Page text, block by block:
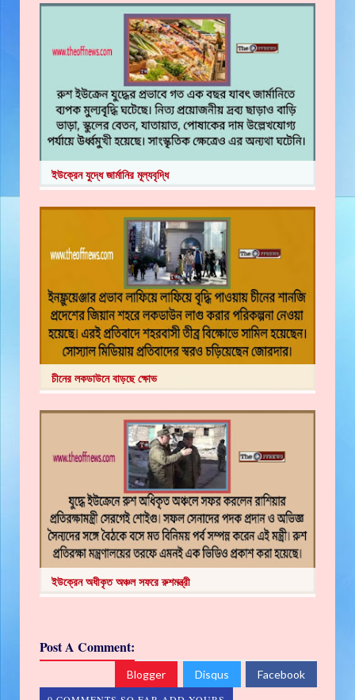
ইউক্রেন যুদ্ধে জার্মানির মূল্যবৃদ্ধি
চীনের লকডাউনে বাড়ছে ক্ষোভ
ইউক্রেন অধীকৃত অঞ্চল সফরে রুশমন্ত্রী
Post A Comment:
Blogger Disqus Facebook